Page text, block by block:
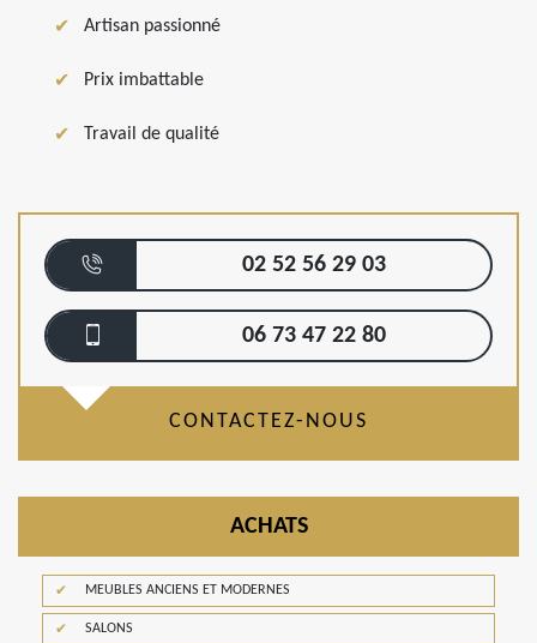
Artisan passionné
Prix imbattable
Travail de qualité
02 52 56 29 03
06 73 47 22 80
CONTACTEZ-NOUS
ACHATS
MEUBLES ANCIENS ET MODERNES
SALONS